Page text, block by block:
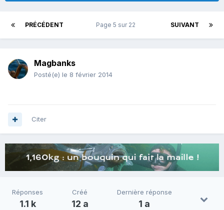
PRÉCÉDENT SUIVANT
Page 5 sur 22
Magbanks
Posté(e) le 8 février 2014
Citer
Réponses
1.1 k
Créé
12 a
Dernière réponse
1 a